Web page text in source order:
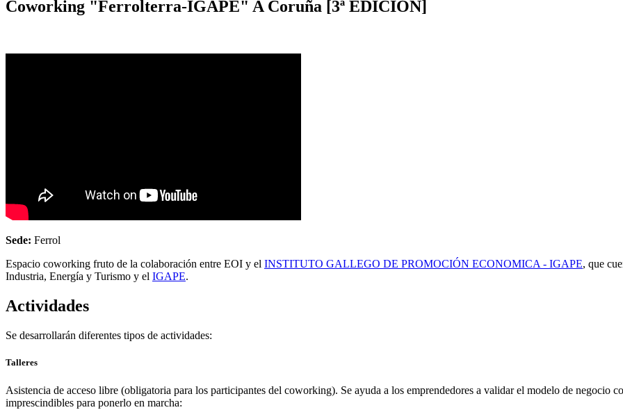
Coworking "Ferrolterra-IGAPE" A Coruña [3ª EDICIÓN]
Sede: Ferrol
Espacio coworking fruto de la colaboración entre EOI y el INSTITUTO GALLEGO DE PROMOCIÓN ECONOMICA - IGAPE, que
Industria, Energía y Turismo y el IGAPE.
Actividades
Se desarrollarán diferentes tipos de actividades:
Talleres
Asistencia de acceso libre (obligatoria para los participantes del coworking). Se ayuda a los emprendedores a validar el modelo de negocio
imprescindibles para ponerlo en marcha: